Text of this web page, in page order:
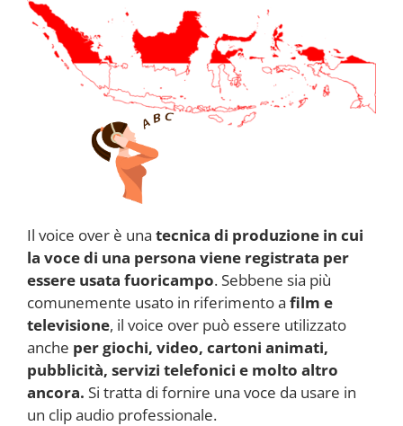
Il voice over è una tecnica di produzione in cui
la voce di una persona viene registrata per
essere usata fuoricampo. Sebbene sia più
comunemente usato in riferimento a film e
televisione, il voice over può essere utilizzato
anche per giochi, video, cartoni animati,
pubblicità, servizi telefonici e molto altro
ancora. Si tratta di fornire una voce da usare in
un clip audio professionale.